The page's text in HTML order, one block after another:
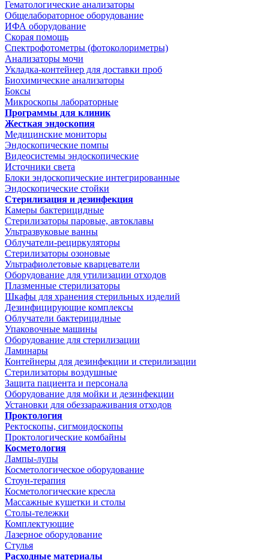
Гематологические анализаторы
Общелабораторное оборудование
ИФА оборудование
Скорая помощь
Спектрофотометры (фотоколориметры)
Анализаторы мочи
Укладка-контейнер для доставки проб
Биохимические анализаторы
Боксы
Микроскопы лабораторные
Программы для клиник
Жесткая эндоскопия
Медицинские мониторы
Эндоскопические помпы
Видеосистемы эндоскопические
Источники света
Блоки эндоскопические интегрированные
Эндоскопические стойки
Стерилизация и дезинфекция
Камеры бактерицидные
Стерилизаторы паровые, автоклавы
Ультразвуковые ванны
Облучатели-рециркуляторы
Стерилизаторы озоновые
Ультрафиолетовые кварцеватели
Оборудование для утилизации отходов
Плазменные стерилизаторы
Шкафы для хранения стерильных изделий
Дезинфицирующие комплексы
Облучатели бактерицидные
Упаковочные машины
Оборудование для стерилизации
Ламинары
Контейнеры для дезинфекции и стерилизации
Стерилизаторы воздушные
Защита пациента и персонала
Оборудование для мойки и дезинфекции
Установки для обеззараживания отходов
Проктология
Ректоскопы, сигмоидоскопы
Проктологические комбайны
Косметология
Лампы-лупы
Косметологическое оборудование
Стоун-терапия
Косметологические кресла
Массажные кушетки и столы
Столы-тележки
Комплектующие
Лазерное оборудование
Стулья
Расходные материалы